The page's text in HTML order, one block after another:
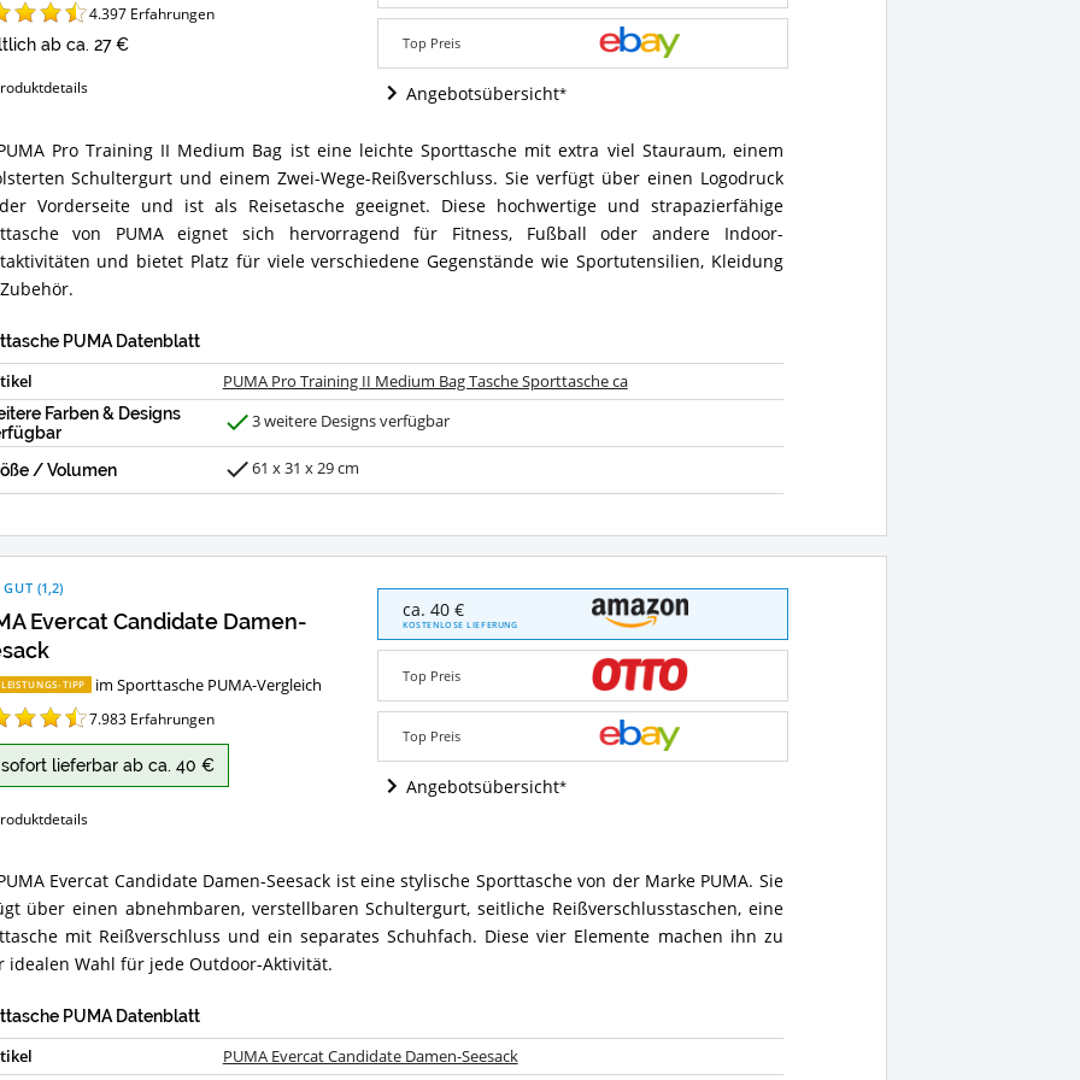
4.397
Bag
Tasche
Sporttasche
ca
Angebote:
ist
diese
PUMA
erhältlich?
Pro Training II Medium Bag ist eine leichte Sporttasche mit extra viel Stauraum, einem
Schultergurt und einem Zwei-Wege-Reißverschluss. Sie verfügt über einen Logodruck
Vorderseite und ist als Reisetasche geeignet. Diese hochwertige und strapazierfähige
von PUMA eignet sich hervorragend für Fitness, Fußball oder andere Indoor-
und bietet Platz für viele verschiedene Gegenstände wie Sportutensilien, Kleidung
PUMA Datenblatt
PUMA Pro Training II Medium Bag Tasche Sporttasche ca
Farben & Designs
J
a
/ Volumen
Evercat Candidate Damen-
LEISTUNGS-TIPP
7.983Erfahrungen
sofort lieferbar ab ca. 40 €
PUMA
Evercat
Damen-
Seesack
diese
ca. 40 €
KOSTENLOSE LIEFERUNG
Evercat Candidate Damen-Seesack ist eine stylische Sporttasche von der Marke PUMA. Sie
über einen abnehmbaren, verstellbaren Schultergurt, seitliche Reißverschlusstaschen, eine
mit Reißverschluss und ein separates Schuhfach. Diese vier Elemente machen ihn zu
PUMA Datenblatt
PUMA Evercat Candidate Damen-Seesack